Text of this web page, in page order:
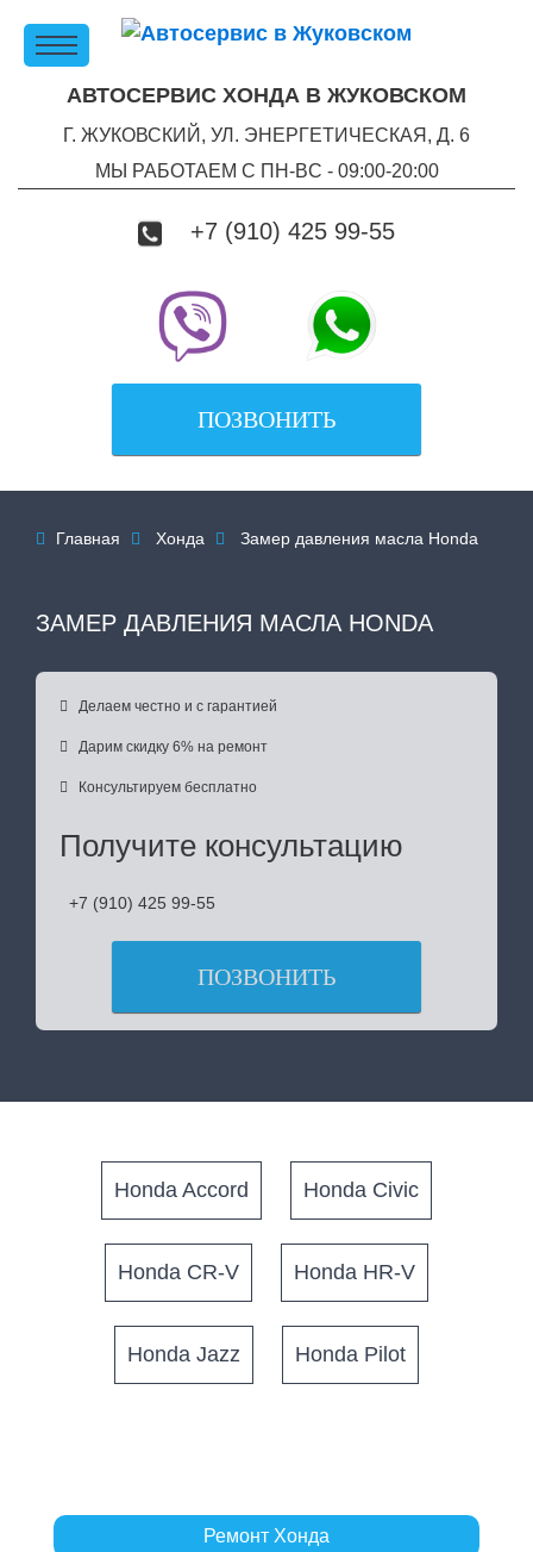
АВТОСЕРВИС ХОНДА В ЖУКОВСКОМ
Г. ЖУКОВСКИЙ, УЛ. ЭНЕРГЕТИЧЕСКАЯ, Д. 6
МЫ РАБОТАЕМ С ПН-ВC - 09:00-20:00
+7 (910) 425 99-55
ПОЗВОНИТЬ
 Главная  Хонда  Замер давления масла Honda
ЗАМЕР ДАВЛЕНИЯ МАСЛА HONDA
 Делаем честно и с гарантией
 Дарим скидку 6% на ремонт
 Консультируем бесплатно
Получите консультацию
+7 (910) 425 99-55
ПОЗВОНИТЬ
Honda Accord Honda Civic
Honda CR-V Honda HR-V
Honda Jazz Honda Pilot
Ремонт Хонда